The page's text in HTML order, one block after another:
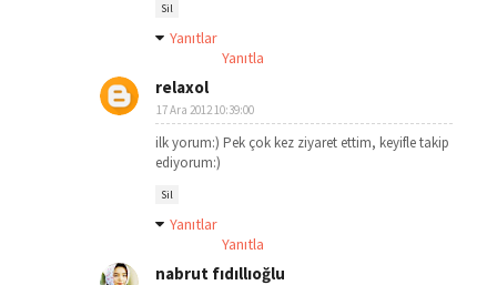
Sil
Yanıtlar
Yanıtla
relaxol
17 Ara 2012 10:39:00
ilk yorum:) Pek çok kez ziyaret ettim, keyifle takip
ediyorum:)
Sil
Yanıtlar
Yanıtla
nabrut fıdıllıoğlu